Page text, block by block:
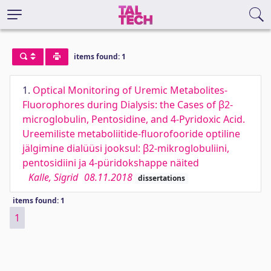
items found: 1
1. Optical Monitoring of Uremic Metabolites-
Fluorophores during Dialysis: the Cases of β2-
microglobulin, Pentosidine, and 4-Pyridoxic Acid.
Ureemiliste metaboliitide-fluorofooride optiline
jälgimine dialüüsi jooksul: β2-mikroglobuliini,
pentosidiini ja 4-püridokshappe näited
Kalle, Sigrid 08.11.2018 dissertations
items found: 1
1